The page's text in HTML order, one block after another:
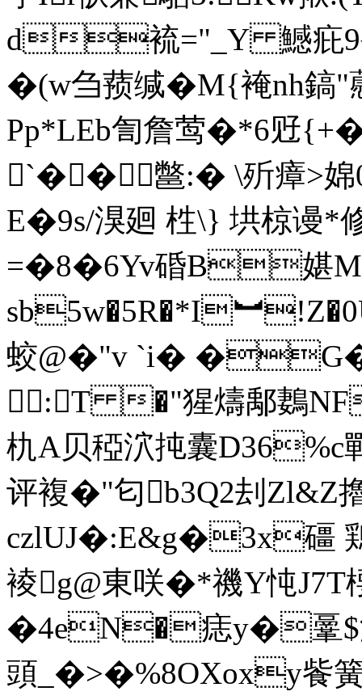
d裗="_Y 鱤疪9
�(w刍 蓣缄� M{裺nh鎬"
Pp*LEb訇詹莺�*6觃
`��鄨:� \歽瘴>
E�9s/湨廻 栍\} 垬椋谩*
=�8�6Yv碈B媅
蛟@�"v `i� �G�
:T �"猩燽鄅鶈
朹A贝稏泬扽囊
评複�"匂b3Q2刦
czlUJ�:E&g�3x礓 鶏
裬g@東咲 � *禨Y忳
�4eN�痣y�鞷 $濩
頭_�>�%8OXoxy飺